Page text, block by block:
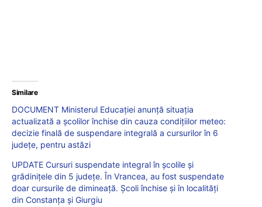
Similare
DOCUMENT Ministerul Educației anunță situația
actualizată a școlilor închise din cauza condițiilor meteo:
decizie finală de suspendare integrală a cursurilor în 6
județe, pentru astăzi
UPDATE Cursuri suspendate integral în școlile și
grădinițele din 5 județe. În Vrancea, au fost suspendate
doar cursurile de dimineață. Școli închise și în localități
din Constanța și Giurgiu